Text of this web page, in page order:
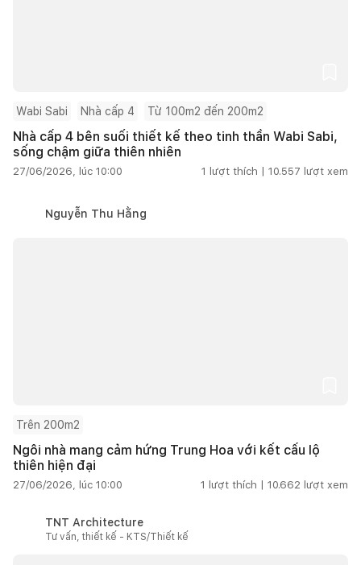
Wabi Sabi Nhà cấp 4 Từ 100m2 đến 200m2
Nhà cấp 4 bên suối thiết kế theo tinh thần Wabi Sabi,
sống chậm giữa thiên nhiên
27/06/2026, lúc 10:00 1 lượt thích | 10.557 lượt xem
Nguyễn Thu Hằng
Trên 200m2
Ngôi nhà mang cảm hứng Trung Hoa với kết cấu lộ
thiên hiện đại
27/06/2026, lúc 10:00 1 lượt thích | 10.662 lượt xem
TNT Architecture
Tư vấn, thiết kế - KTS/Thiết kế